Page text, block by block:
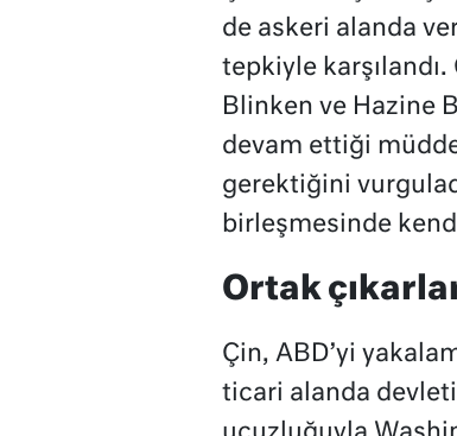
de askeri alanda
tepkiyle
Blinken ve Hazine
devam ettiği
gerektiğini
birleşmesinde
Ortak
Çin, ABD’yi
ticari alanda